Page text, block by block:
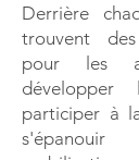
Derrière
trouvent
pour les
participer à
s'épanouir